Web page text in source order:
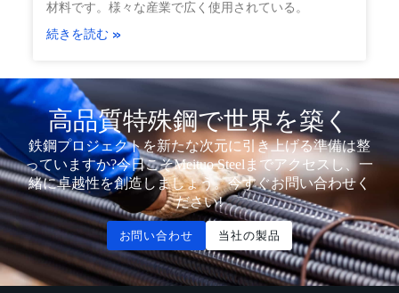
材料です。様々な産業で広く使用されている。
続きを読む »
高品質特殊鋼で世界を築く
鉄鋼プロジェクトを新たな次元に引き上げる準備は整
っていますか?今日こそMeituo Steelまでアクセスし、一
緒に卓越性を創造しましょう。今すぐお問い合わせく
ださい!
お問い合わせ 当社の製品